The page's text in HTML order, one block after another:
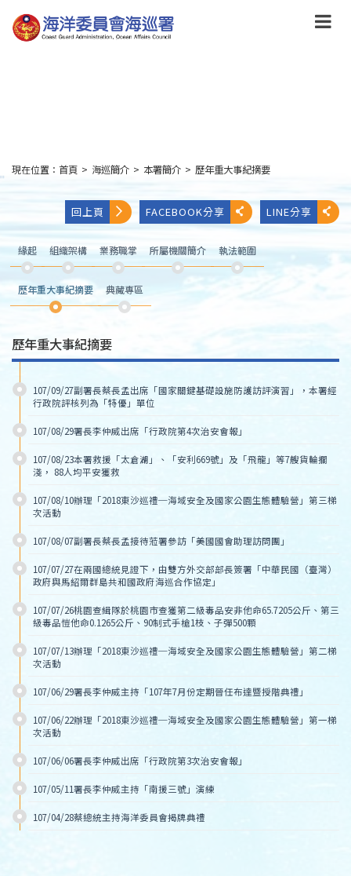
到
主
:::
現在位置： 首頁 > 海巡簡介 > 本署簡介 > 歷年重大事紀摘要
回上頁 FACEBOOK分享 LINE分享
緣起 組織架構 業務職掌 所屬機關簡介 執法範圍
歷年重大事紀摘要 典藏專區
歷年重大事紀摘要
107/09/27副署長蔡長孟出席「國家關鍵基礎設施防護訪評演習」，本署經
行政院評核列為「特優」單位
107/08/29署長李仲威出席「行政院第4次治安會報」
107/08/23本署救援「太倉湖」、「安利669號」及「飛龍」等7艘貨輪擱
淺， 88人均平安獲救
107/08/10辦理「2018東沙巡禮─海域安全及國家公園生態體驗營」第三梯
次活動
107/08/07副署長蔡長孟接待蒞署參訪「美國國會助理訪問團」
107/07/27在兩國總統見證下，由雙方外交部部長簽署「中華民國（臺灣）
政府與馬紹爾群島共和國政府海巡合作協定」
107/07/26桃園查緝隊於桃園市查獲第二級毒品安非他命65.7205公斤、第三
級毒品愷他命0.1265公斤、90制式手槍1枝、子彈500顆
107/07/13辦理「2018東沙巡禮─海域安全及國家公園生態體驗營」第二梯
次活動
107/06/29署長李仲威主持「107年7月份定期晉任布達暨授階典禮」
107/06/22辦理「2018東沙巡禮─海域安全及國家公園生態體驗營」第一梯
次活動
107/06/06署長李仲威出席「行政院第3次治安會報」
107/05/11署長李仲威主持「南援三號」演練
107/04/28蔡總統主持海洋委員會揭牌典禮